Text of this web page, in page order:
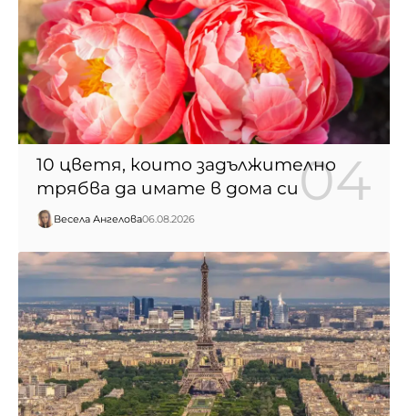
10 цветя, които задължително
трябва да имате в дома си
Весела Ангелова06.08.2026